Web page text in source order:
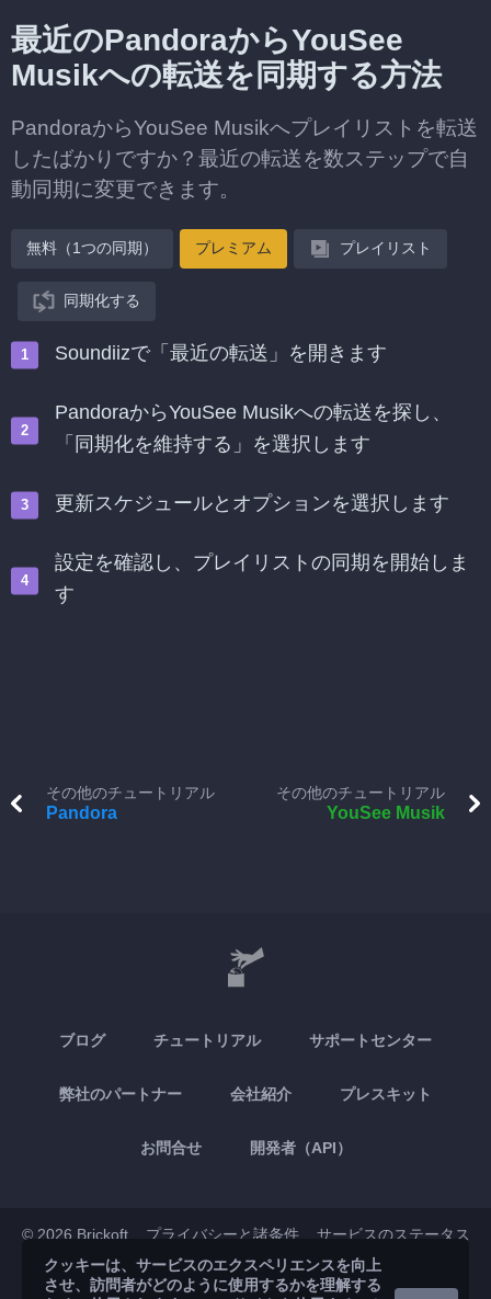
最近のPandoraからYouSee
Musikへの転送を同期する方法
PandoraからYouSee Musikへプレイリストを転送
したばかりですか？最近の転送を数ステップで自
動同期に変更できます。
無料（1つの同期） プレミアム プレイリスト
同期化する
Soundiizで「最近の転送」を開きます
PandoraからYouSee Musikへの転送を探し、
「同期化を維持する」を選択します
更新スケジュールとオプションを選択します
設定を確認し、プレイリストの同期を開始しま
す
その他のチュートリアル
Pandora
その他のチュートリアル
YouSee Musik
ブログ チュートリアル サポートセンター
弊社のパートナー 会社紹介 プレスキット
お問合せ 開発者（API）
© 2026 Brickoft プライバシーと諸条件 サービスのステータス
App Store Google Play
クッキーは、サービスのエクスペリエンスを向上
させ、訪問者がどのように使用するかを理解する